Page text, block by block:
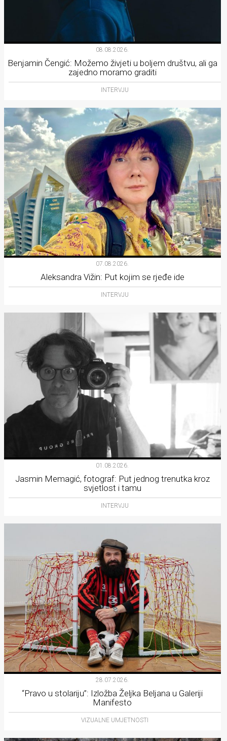
08.08.2026.
Benjamin Čengić: Možemo živjeti u boljem društvu, ali ga
zajedno moramo graditi
INTERVJU
07.08.2026.
Aleksandra Vižin: Put kojim se rjeđe ide
INTERVJU
01.08.2026.
Jasmin Memagić, fotograf: Put jednog trenutka kroz
svjetlost i tamu
INTERVJU
28.07.2026.
“Pravo u stolariju”: Izložba Željka Beljana u Galeriji
Manifesto
VIZUALNE UMJETNOSTI